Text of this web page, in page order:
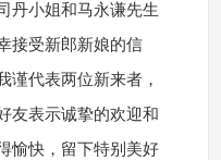
丹小姐和马永谦先生
接受新郎新娘的信
谨代表两位新来者，
友表示诚挚的欢迎和
愉快，留下特别美好